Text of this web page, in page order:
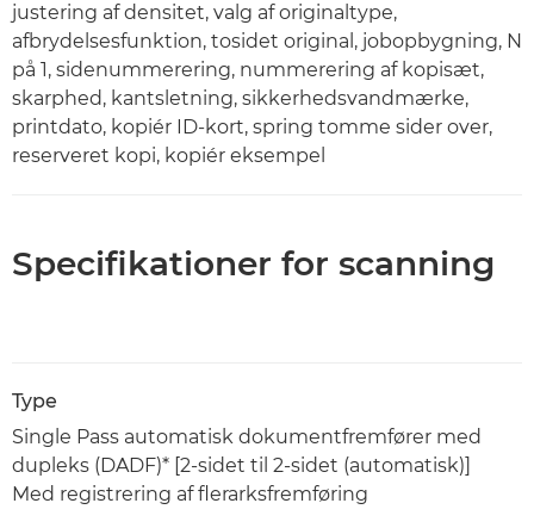
justering af densitet, valg af originaltype,
afbrydelsesfunktion, tosidet original, jobopbygning, N
på 1, sidenummerering, nummerering af kopisæt,
skarphed, kantsletning, sikkerhedsvandmærke,
printdato, kopiér ID-kort, spring tomme sider over,
reserveret kopi, kopiér eksempel
Specifikationer for scanning
Type
Single Pass automatisk dokumentfremfører med
dupleks (DADF)* [2-sidet til 2-sidet (automatisk)]
Med registrering af flerarksfremføring